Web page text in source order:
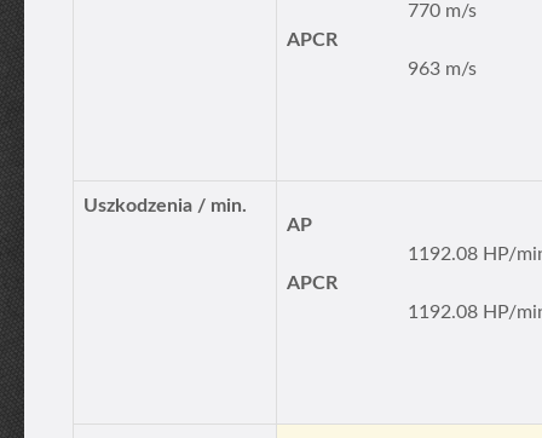
770 m/s
APCR
963 m/s
Uszkodzenia / min.
AP
1192.08 HP/
APCR
1192.08 HP/